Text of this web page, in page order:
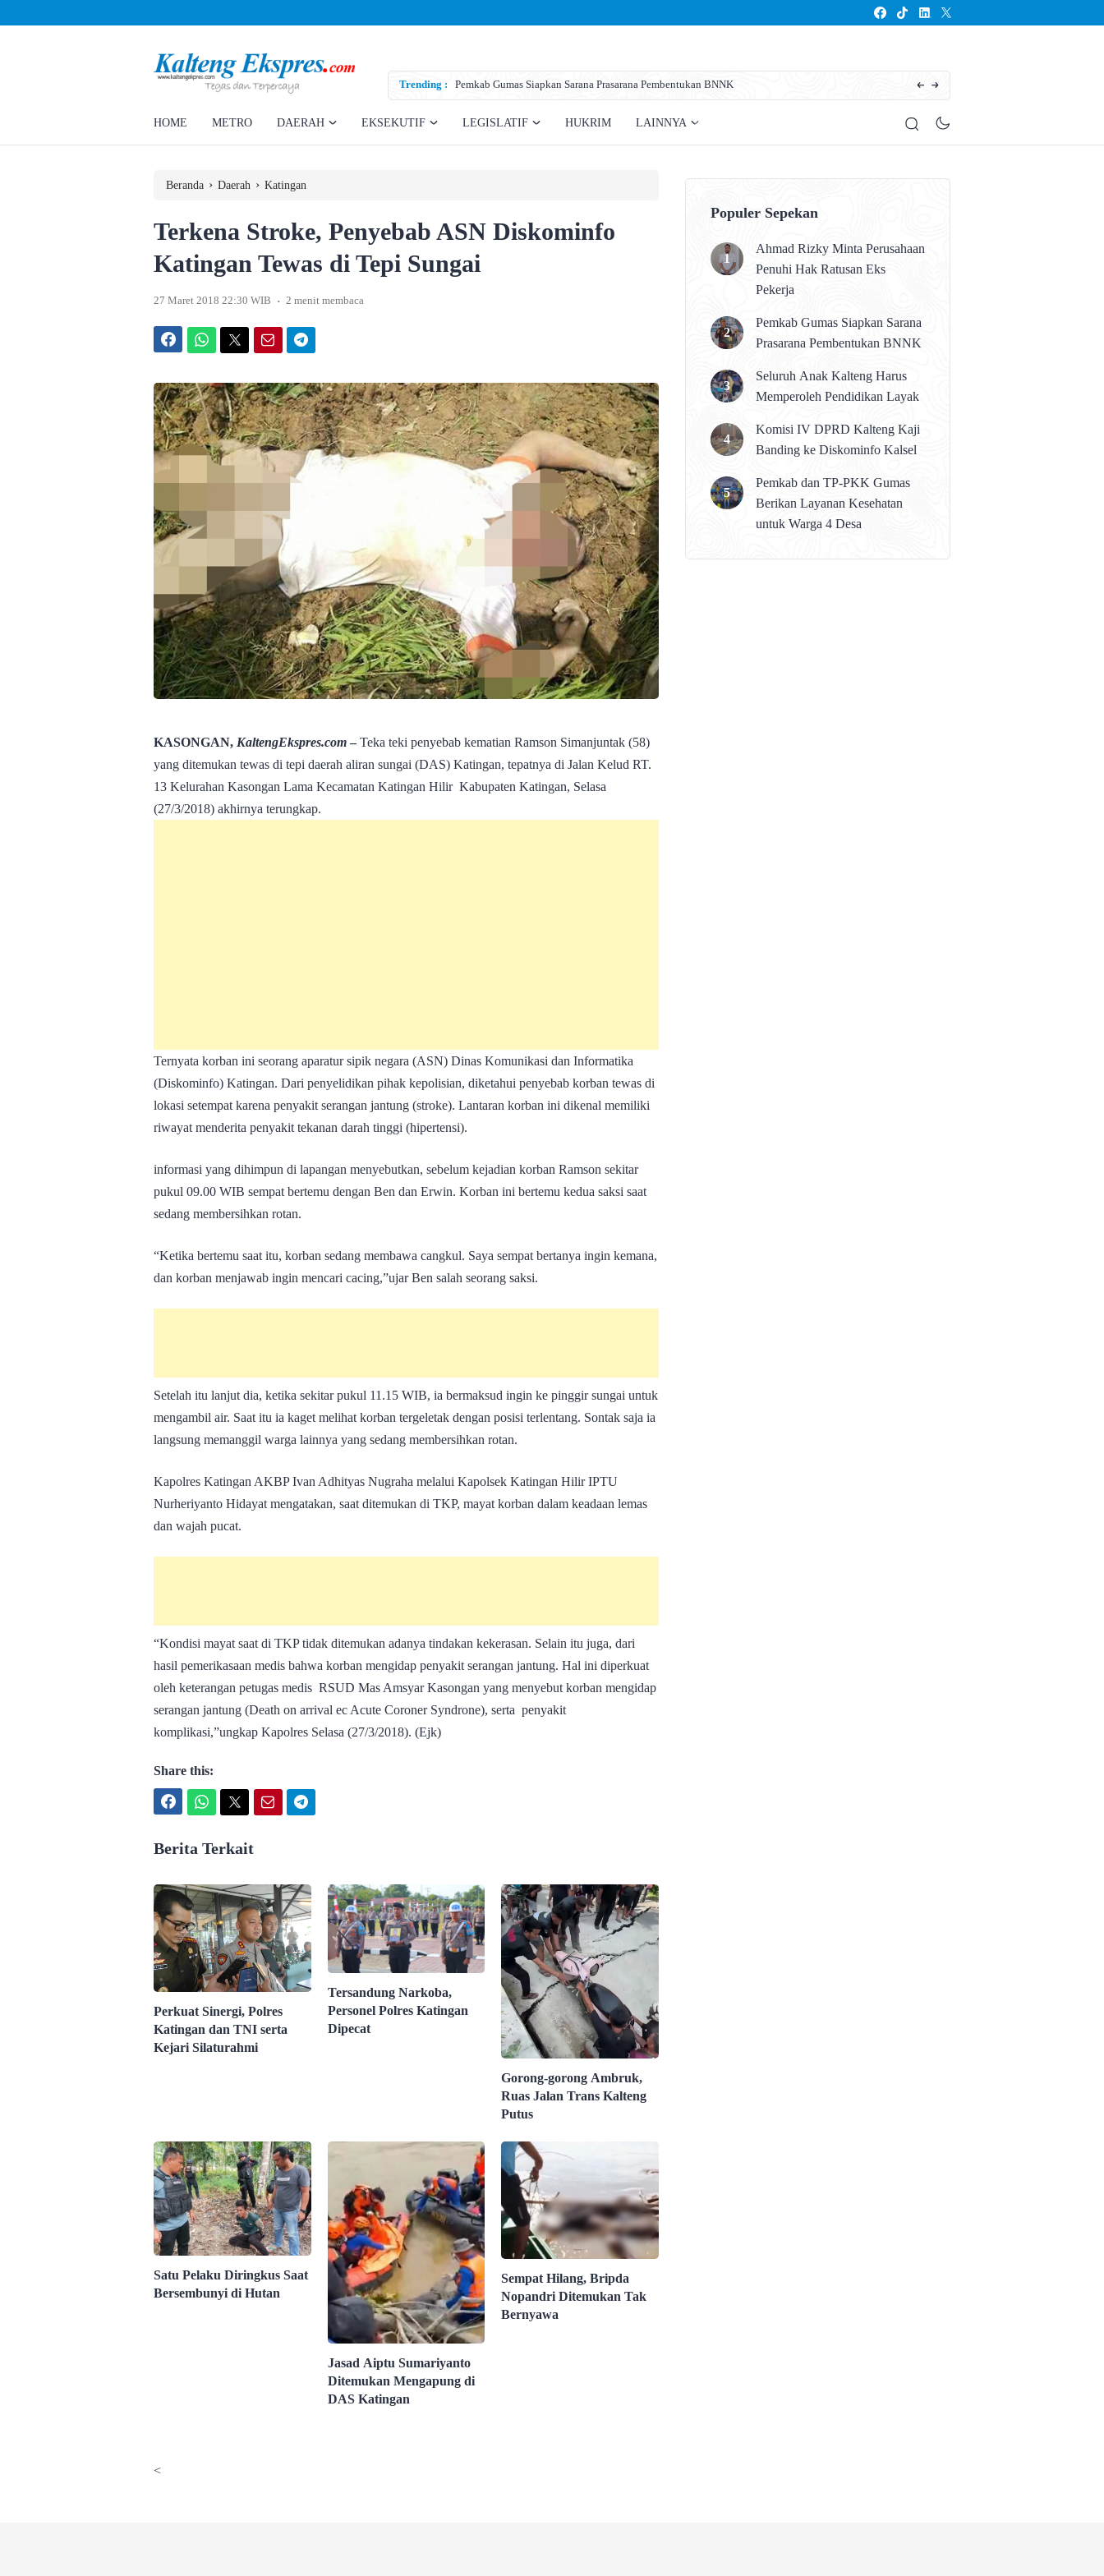
Trending :
Ahmad Rizky Minta Perusahaan Penuhi Hak Ratusan Eks Pekerja Pemkab Gumas Siapkan Sarana Prasarana Pembentukan BNNK Seluruh Anak Kalteng Harus Memperoleh
HOME METRO DAERAH EKSEKUTIF LEGISLATIF HUKRIM LAINNYA
Beranda › Daerah › Katingan
Terkena Stroke, Penyebab ASN Diskominfo
Katingan Tewas di Tepi Sungai
27 Maret 2018 22:30 WIB . 2 menit membaca
KASONGAN, KaltengEkspres.com–Teka teki penyebab kematian Ramson Simanjuntak (58)
yang ditemukan tewas di tepi daerah aliran sungai (DAS) Katingan, tepatnya di Jalan Kelud RT.
13 Kelurahan Kasongan Lama Kecamatan Katingan Hilir Kabupaten Katingan, Selasa
(27/3/2018) akhirnya terungkap.
Ternyata korban ini seorang aparatur sipik negara (ASN) Dinas Komunikasi dan Informatika
(Diskominfo) Katingan. Dari penyelidikan pihak kepolisian, diketahui penyebab korban tewas di
lokasi setempat karena penyakit serangan jantung (stroke). Lantaran korban ini dikenal memiliki
riwayat menderita penyakit tekanan darah tinggi (hipertensi).
informasi yang dihimpun di lapangan menyebutkan, sebelum kejadian korban Ramson sekitar
pukul 09.00 WIB sempat bertemu dengan Ben dan Erwin. Korban ini bertemu kedua saksi saat
sedang membersihkan rotan.
“Ketika bertemu saat itu, korban sedang membawa cangkul. Saya sempat bertanya ingin kemana,
dan korban menjawab ingin mencari cacing,”ujar Ben salah seorang saksi.
Setelah itu lanjut dia, ketika sekitar pukul 11.15 WIB, ia bermaksud ingin ke pinggir sungai untuk
mengambil air. Saat itu ia kaget melihat korban tergeletak dengan posisi terlentang. Sontak saja ia
langsung memanggil warga lainnya yang sedang membersihkan rotan.
Kapolres Katingan AKBP Ivan Adhityas Nugraha melalui Kapolsek Katingan Hilir IPTU
Nurheriyanto Hidayat mengatakan, saat ditemukan di TKP, mayat korban dalam keadaan lemas
dan wajah pucat.
“Kondisi mayat saat di TKP tidak ditemukan adanya tindakan kekerasan. Selain itu juga, dari
hasil pemerikasaan medis bahwa korban mengidap penyakit serangan jantung. Hal ini diperkuat
oleh keterangan petugas medis RSUD Mas Amsyar Kasongan yang menyebut korban mengidap
serangan jantung (Death on arrival ec Acute Coroner Syndrone), serta penyakit
komplikasi,”ungkap Kapolres Selasa (27/3/2018). (Ejk)
Share this:
Berita Terkait
Perkuat Sinergi, Polres
Katingan dan TNI serta
Kejari Silaturahmi
Tersandung Narkoba,
Personel Polres Katingan
Dipecat
Gorong-gorong Ambruk,
Ruas Jalan Trans Kalteng
Putus
Satu Pelaku Diringkus Saat
Bersembunyi di Hutan
Jasad Aiptu Sumariyanto
Ditemukan Mengapung di
DAS Katingan
Sempat Hilang, Bripda
Nopandri Ditemukan Tak
Bernyawa
Populer Sepekan
Ahmad Rizky Minta Perusahaan
Penuhi Hak Ratusan Eks
Pekerja
Pemkab Gumas Siapkan Sarana
Prasarana Pembentukan BNNK
Seluruh Anak Kalteng Harus
Memperoleh Pendidikan Layak
Komisi IV DPRD Kalteng Kaji
Banding ke Diskominfo Kalsel
Pemkab dan TP-PKK Gumas
Berikan Layanan Kesehatan
untuk Warga 4 Desa
<